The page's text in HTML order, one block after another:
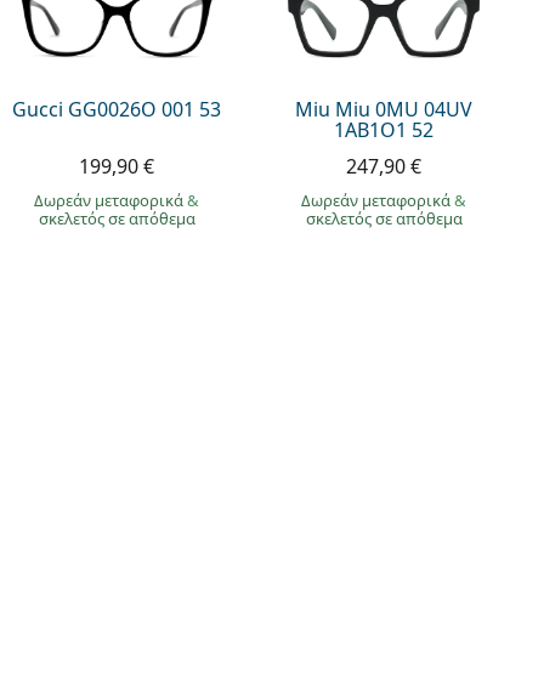
Gucci GG0026O 001 53
199,90 €
Δωρεάν μεταφορικά&
σκελετός σε απόθεμα
Miu Miu 0MU 04UV
1AB1O1 52
247,90 €
Δωρεάν μεταφορικά&
σκελετός σε απόθεμα